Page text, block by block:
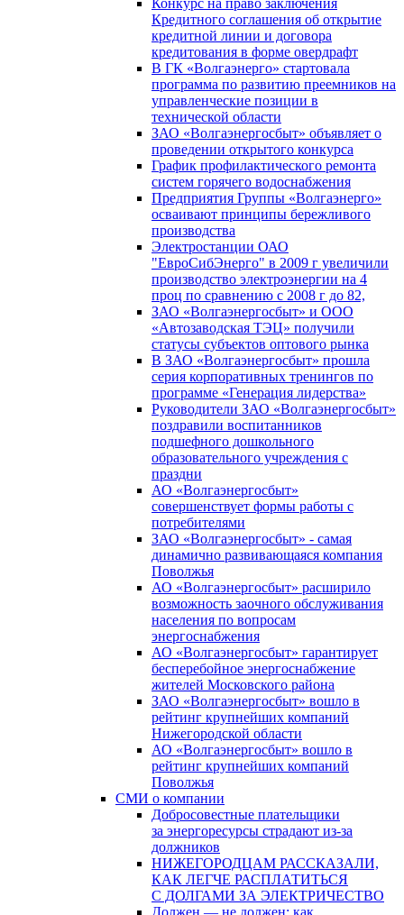
Конкурс на право заключения
Кредитного соглашения об открытие
кредитной линии и договора
кредитования в форме овердрафт
В ГК «Волгаэнерго» стартовала
программа по развитию преемников на
управленческие позиции в
технической области
ЗАО «Волгаэнергосбыт» объявляет о
проведении открытого конкурса
График профилактического ремонта
систем горячего водоснабжения
Предприятия Группы «Волгаэнерго»
осваивают принципы бережливого
производства
Электростанции ОАО
"ЕвроСибЭнерго" в 2009 г увеличили
производство электроэнергии на 4
проц по сравнению с 2008 г до 82,
ЗАО «Волгаэнергосбыт» и ООО
«Автозаводская ТЭЦ» получили
статусы субъектов оптового рынка
В ЗАО «Волгаэнергосбыт» прошла
серия корпоративных тренингов по
программе «Генерация лидерства»
Руководители ЗАО «Волгаэнергосбыт»
поздравили воспитанников
подшефного дошкольного
образовательного учреждения с
праздни
АО «Волгаэнергосбыт»
совершенствует формы работы с
потребителями
ЗАО «Волгаэнергосбыт» - самая
динамично развивающаяся компания
Поволжья
АО «Волгаэнергосбыт» расширило
возможность заочного обслуживания
населения по вопросам
энергоснабжения
АО «Волгаэнергосбыт» гарантирует
бесперебойное энергоснабжение
жителей Московского района
ЗАО «Волгаэнергосбыт» вошло в
рейтинг крупнейших компаний
Нижегородской области
АО «Волгаэнергосбыт» вошло в
рейтинг крупнейших компаний
Поволжья
СМИ о компании
Добросовестные плательщики
за энергоресурсы страдают из-за
должников
НИЖЕГОРОДЦАМ РАССКАЗАЛИ,
КАК ЛЕГЧЕ РАСПЛАТИТЬСЯ
С ДОЛГАМИ ЗА ЭЛЕКТРИЧЕСТВО